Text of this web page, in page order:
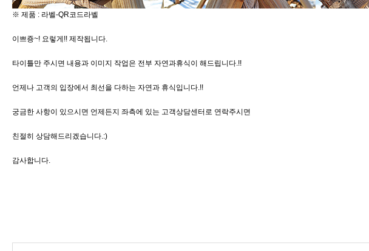
※ 제품 : 라벨-QR코드라벨
이쁘죵~! 요렇게!! 제작됩니다.
타이틀만 주시면 내용과 이미지 작업은 전부 자연과휴식이 해드립니다.!!
언제나 고객의 입장에서 최선을 다하는 자연과 휴식입니다.!!
궁금한 사항이 있으시면 언제든지 좌측에 있는 고객상담센터로 연락주시면
친절히 상담해드리겠습니다.:)
감사합니다.